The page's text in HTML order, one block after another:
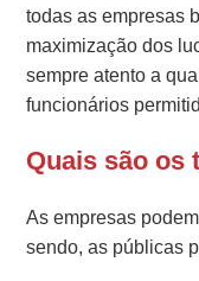
todas as empresas
maximização dos
sempre atento a
funcionários
Quais são os
As empresas
sendo, as públicas